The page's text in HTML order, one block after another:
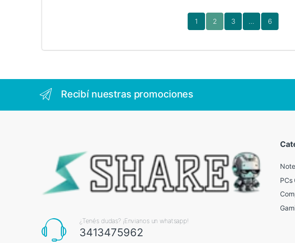
1 2 3 ... 6
Recibí nuestras promociones
¿Tenés dudas? ¡Envianos un whatsapp!
3413475962
PCs